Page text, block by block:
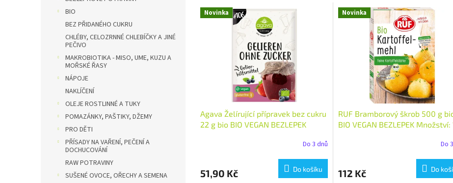
BIO
BEZ PŘIDANÉHO CUKRU
CHLÉBY, CELOZRNNÉ CHLEBÍČKY A JINÉ
PEČIVO
MAKROBIOTIKA - MISO, UME, KUZU A
MOŘSKÉ ŘASY
NÁPOJE
NAKLÍČENÍ
OLEJE ROSTLINNÉ A TUKY
POMAZÁNKY, PAŠTIKY, DŽEMY
PRO DĚTI
PŘÍSADY NA VAŘENÍ, PEČENÍ A
DOCHUCOVÁNÍ
RAW POTRAVINY
SUŠENÉ OVOCE, OŘECHY A SEMENA
nV Novinka
Agava Želírující přípravek bez cukru
22 g bio BIO VEGAN BEZLEPEK
Do 3 dnů
51,90 Kč Do košíku
Novinka
RUF Bramborový škrob 500 g
BIO VEGAN BEZLEPEK Množství:
Do
112 Kč Do